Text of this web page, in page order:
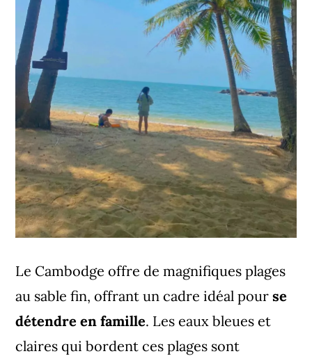
Le Cambodge offre de magnifiques plages
au sable fin, offrant un cadre idéal pour se
détendre en famille. Les eaux bleues et
claires qui bordent ces plages sont